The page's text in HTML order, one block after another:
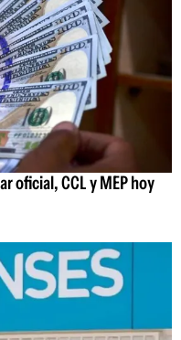
oficial, CCL y MEP hoy